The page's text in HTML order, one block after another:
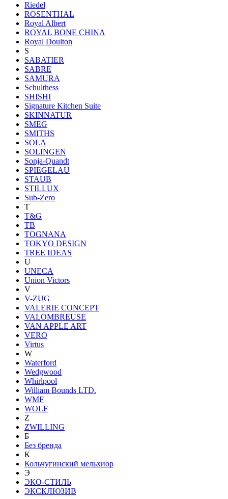
Riedel
ROSENTHAL
Royal Albert
ROYAL BONE CHINA
Royal Doulton
S
SABATIER
SABRE
SAMURA
Schulthess
SHISHI
Signature Kitchen Suite
SKINNATUR
SMEG
SMITHS
SOLA
SOLINGEN
Sonja-Quandt
SPIEGELAU
STAUB
STILLUX
Sub-Zero
T
T&G
TB
TOGNANA
TOKYO DESIGN
TREE IDEAS
U
UNECA
Union Victors
V
V-ZUG
VALERIE CONCEPT
VALOMBREUSE
VAN APPLE ART
VERO
Virtus
W
Waterford
Wedgwood
Whirlpool
William Bounds LTD.
WMF
WOLF
Z
ZWILLING
Б
Без бренда
К
Кольчугинский мельхиор
Э
ЭКО-СТИЛЬ
ЭКСКЛЮЗИВ